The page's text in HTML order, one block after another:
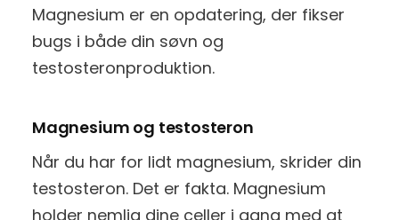
Magnesium er en opdatering, der fikser
bugs i både din søvn og
testosteronproduktion.
Magnesium og testosteron
Når du har for lidt magnesium, skrider din
testosteron. Det er fakta. Magnesium
holder nemlig dine celler i gang med at